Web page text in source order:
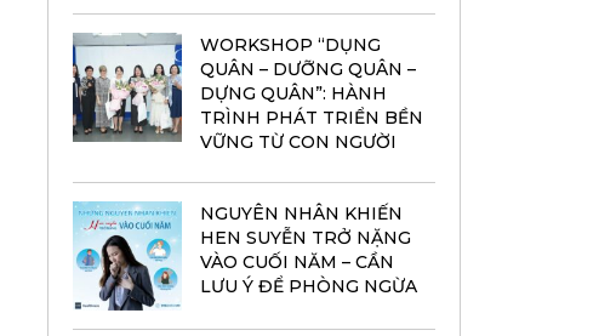
WORKSHOP “DỤNG
QUÂN – DƯỠNG QUÂN –
DỰNG QUÂN”: HÀNH
TRÌNH PHÁT TRIỂN BỀN
VỮNG TỪ CON NGƯỜI
NGUYÊN NHÂN KHIẾN
HEN SUYỄN TRỞ NẶNG
VÀO CUỐI NĂM – CẦN
LƯU Ý ĐỂ PHÒNG NGỪA